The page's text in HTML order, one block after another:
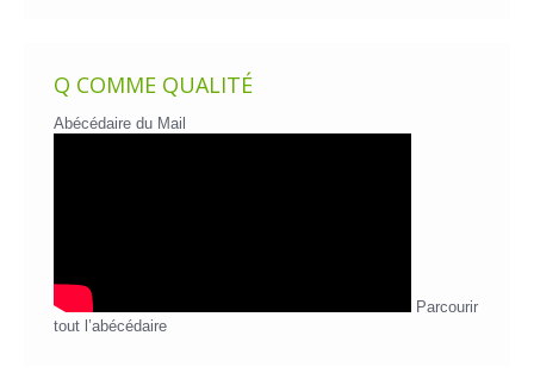
Q COMME QUALITÉ
Abécédaire du Mail
Parcourir
tout l’abécédaire